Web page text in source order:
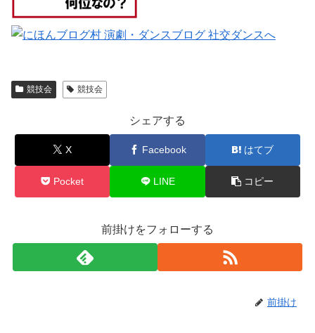
競技会 競技会
シェアする
X Facebook はてブ
Pocket LINE コピー
前掛けをフォローする
前掛け